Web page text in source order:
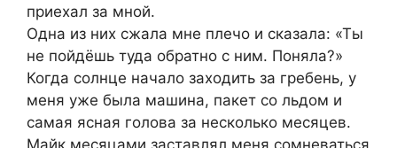
приехал за мной.
Одна из них сжала мне плечо и сказала: «Ты
не пойдёшь туда обратно с ним. Поняла?»
Когда солнце начало заходить за гребень, у
меня уже была машина, пакет со льдом и
самая ясная голова за несколько месяцев.